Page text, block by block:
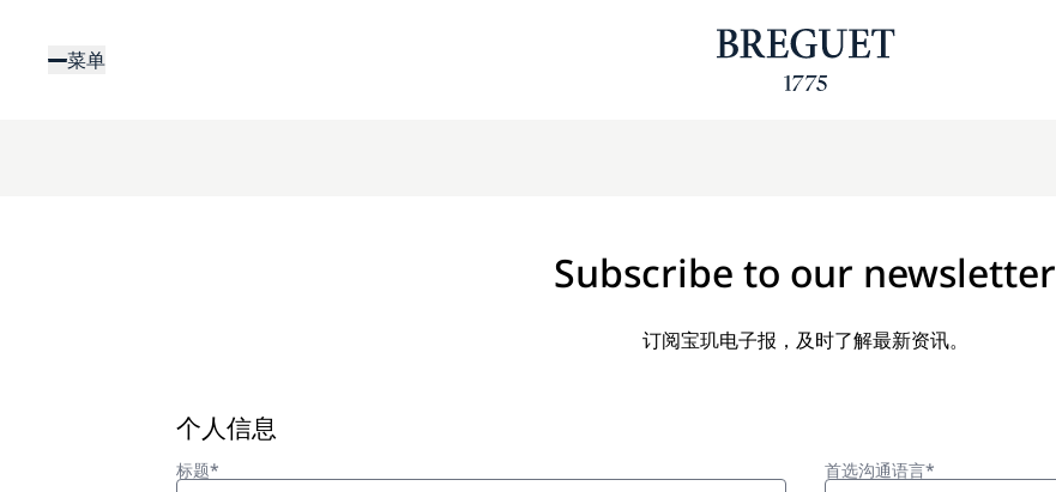
菜单
Subscribe to our newsletter
订阅宝玑电子报，及时了解最新资讯。
个人信息
标题* 首选沟通语言*